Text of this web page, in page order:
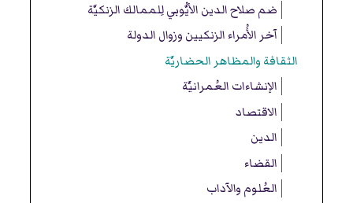
ضم صلاح الدين الأيُّوبي لِلممالك الزنكيَّة
آخر الأُمراء الزنكيين وزوال الدولة
الثقافة والمظاهر الحضاريَّة
الإنشاءات العُمرانيَّة
الاقتصاد
الدين
القضاء
العُلوم والآداب